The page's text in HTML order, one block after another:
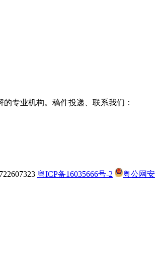
专业机构。稿件投递、联系我们：
粤ICP备16035666号-2
粤公网安